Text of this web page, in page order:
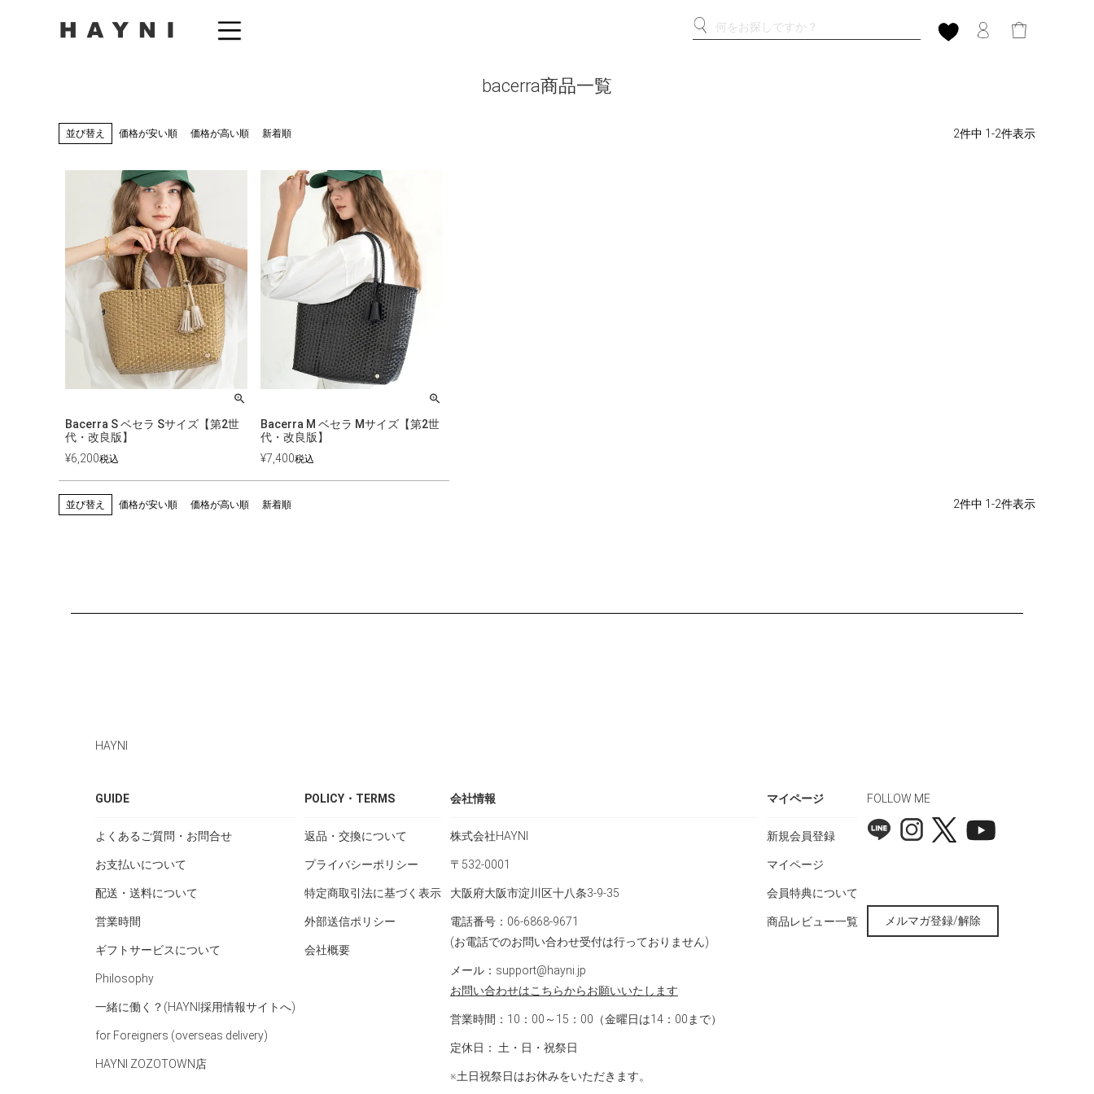
bacerra商品一覧
並び替え 価格が安い順 価格が高い順 新着順 2件中 1-2件表示
Bacerra S ベセラ Sサイズ【第2世
代・改良版】
¥6,200税込
Bacerra M ベセラ Mサイズ【第2世
代・改良版】
¥7,400税込
並び替え 価格が安い順 価格が高い順 新着順 2件中 1 -2件表示
HAYNI
GUIDE
よくあるご質問・お問合せ
お支払いについて
配送・送料について
営業時間
ギフトサービスについて
Philosophy
一緒に働く？(HAYNI採用情報サイトへ)
for Foreigners (overseas delivery)
HAYNI ZOZOTOWN店
POLICY・TERMS
返品・交換について
プライバシーポリシー
特定商取引法に基づく表示
外部送信ポリシー
会社概要
会社情報
株式会社HAYNI
〒532-0001
大阪府大阪市淀川区十八条3-9-35
電話番号：06-6868-9671
(お電話でのお問い合わせ受付は行っておりません)
メール：support@hayni.jp
お問い合わせはこちらからお願いいたします
営業時間：10：00～15：00（金曜日は14：00まで）
定休日： 土・日・祝祭日
※土日祝祭日はお休みをいただきます。
マイページ
新規会員登録
マイページ
会員特典について
商品レビュー一覧
FOLLOW ME
メルマガ登録/解除